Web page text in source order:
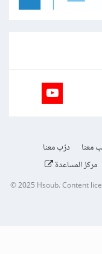
معنا
درّب معنا
مركز المساعدة
© 2025 Hsoub.Content